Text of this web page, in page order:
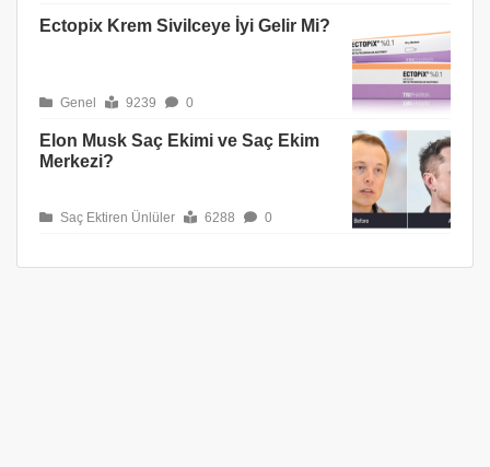
Ectopix Krem Sivilceye İyi Gelir Mi?
Genel 9239 0
Elon Musk Saç Ekimi ve Saç Ekim
Merkezi?
Saç Ektiren Ünlüler 6288 0